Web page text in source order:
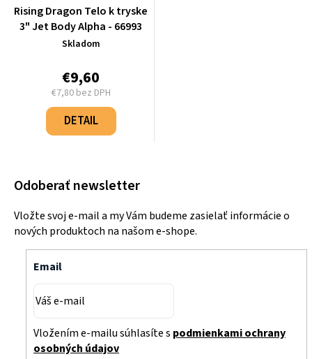
Rising Dragon Telo k tryske
3" Jet Body Alpha - 66993
Skladom
€9,60
€7,80 bez DPH
Jednotková
cena:
DETAIL
Odoberať newsletter
Vložte svoj e-mail a my Vám budeme zasielať informácie o
nových produktoch na našom e-shope.
Email
Vložením e-mailu súhlasíte s podmienkami ochrany
osobných údajov